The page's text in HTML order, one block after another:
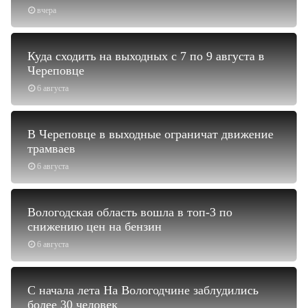
вчера
6 августа
Куда сходить на выходных с 7 по 9 августа в
Череповце
6 августа
В Череповце в выходные ограничат движение
трамваев
6 августа
Вологодская область вошла в топ-3 по
снижению цен на бензин
С начала лета На Вологодчине заблудились
более 30 человек